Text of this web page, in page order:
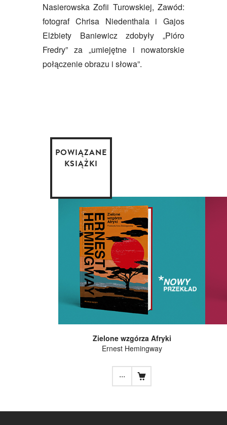
Nasierowska Zofii Turowskiej, Zawód:
fotograf Chrisa Niedenthala i Gajos
Elżbiety Baniewicz zdobyły „Pióro
Fredry” za „umiejętne i nowatorskie
połączenie obrazu i słowa”.
POWIĄZANE
KSIĄŻKI
Zielone wzgórza Afryki
Ernest Hemingway
...